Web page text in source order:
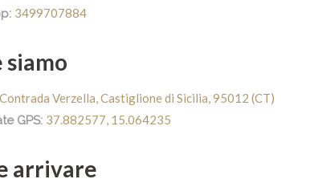
3499707884
siamo
Contrada Verzella, Castiglione di Sicilia, 95012 (CT)
GPS: 37.882577, 15.064235
arrivare